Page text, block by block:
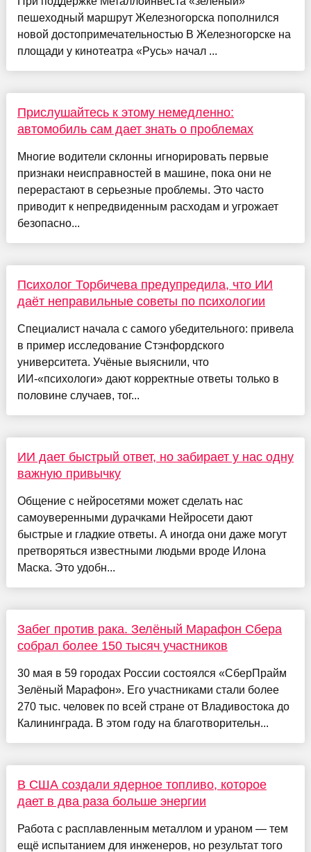
пешеходный маршрут Железногорска пополнился
новой достопримечательностью В Железногорске на
площади у кинотеатра «Русь» начал ...
Прислушайтесь к этому немедленно:
автомобиль сам дает знать о проблемах
Многие водители склонны игнорировать первые
признаки неисправностей в машине, пока они не
перерастают в серьезные проблемы. Это часто
приводит к непредвиденным расходам и угрожает
безопасно...
Психолог Торбичева предупредила, что ИИ
даёт неправильные советы по психологии
Специалист начала с самого убедительного: привела
в пример исследование Стэнфордского
университета. Учёные выяснили, что
ИИ-«психологи» дают корректные ответы только в
половине случаев, тог...
ИИ дает быстрый ответ, но забирает у нас одну
важную привычку
Общение с нейросетями может сделать нас
самоуверенными дурачками Нейросети дают
быстрые и гладкие ответы. А иногда они даже могут
претворяться известными людьми вроде Илона
Маска. Это удобн...
Забег против рака. Зелёный Марафон Сбера
собрал более 150 тысяч участников
30 мая в 59 городах России состоялся «СберПрайм
Зелёный Марафон». Его участниками стали более
270 тыс. человек по всей стране от Владивостока до
Калининграда. В этом году на благотворительн...
В США создали ядерное топливо, которое
дает в два раза больше энергии
Работа с расплавленным металлом и ураном — тем
ещё испытанием для инженеров, но результат того